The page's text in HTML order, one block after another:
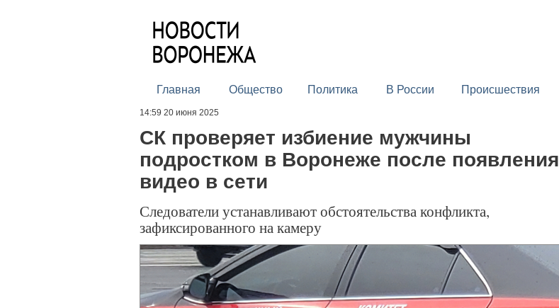
Главная Общество Политика В России Происшествия
14:59 20 июня 2025
СК проверяет избиение мужчины
подростком в Воронеже после появления
видео в сети
Следователи устанавливают обстоятельства конфликта,
зафиксированного на камеру